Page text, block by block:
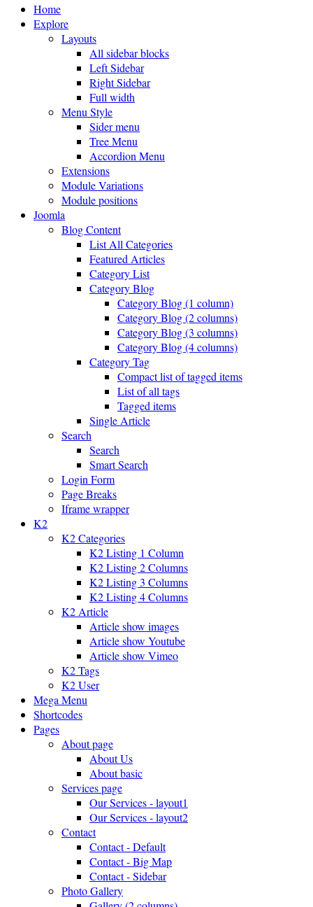
Home
Explore
Layouts
All sidebar blocks
Left Sidebar
Right Sidebar
Full width
Menu Style
Sider menu
Tree Menu
Accordion Menu
Extensions
Module Variations
Module positions
Joomla
Blog Content
List All Categories
Featured Articles
Category List
Category Blog
Category Blog (1 column)
Category Blog (2 columns)
Category Blog (3 columns)
Category Blog (4 columns)
Category Tag
Compact list of tagged items
List of all tags
Tagged items
Single Article
Search
Search
Smart Search
Login Form
Page Breaks
Iframe wrapper
K2
K2 Categories
K2 Listing 1 Column
K2 Listing 2 Columns
K2 Listing 3 Columns
K2 Listing 4 Columns
K2 Article
Article show images
Article show Youtube
Article show Vimeo
K2 Tags
K2 User
Mega Menu
Shortcodes
Pages
About page
About Us
About basic
Services page
Our Services - layout1
Our Services - layout2
Contact
Contact - Default
Contact - Big Map
Contact - Sidebar
Photo Gallery